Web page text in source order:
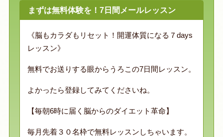
まずは無料体験を！7日間メールレッスン
《脳もカラダもリセット！開運体質になる７days
レッスン》
無料でお送りする眼からうろこの7日間レッスン。
よかったら登録してみてくださいね。
【毎朝6時に届く脳からのダイエット革命】
毎月先着３０名枠で無料レッスンしちゃいます。